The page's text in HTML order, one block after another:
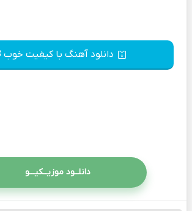
دانلود آهنگ با کیفیت خوب 128
دانلــود موزیــکیـــو